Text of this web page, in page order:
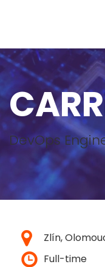
Zlín,
Full-time
DevOps